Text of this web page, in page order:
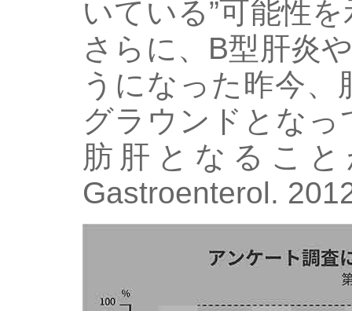
いている”可能性
さらに、B型肝炎
うになった昨今
グラウンドとなっ
肪肝となるこ
Gastroenterol.